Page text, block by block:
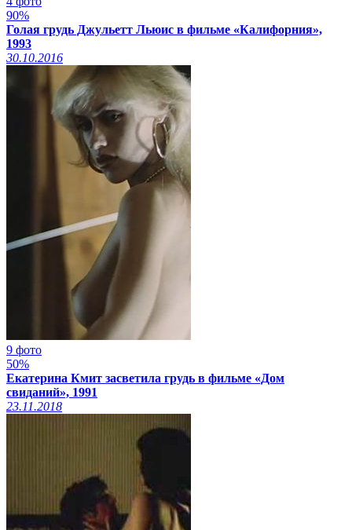
90%
Голая грудь Джульетт Льюис в фильме «Калифорния»,
1993
30.10.2016
9 фото
50%
Екатерина Кмит засветила грудь в фильме «Дом
свиданий», 1991
23.11.2018